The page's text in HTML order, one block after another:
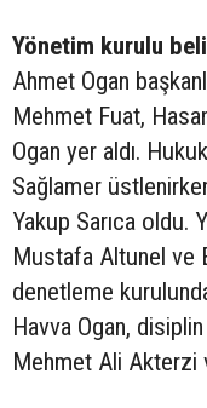
Yönetim kurulu
Ahmet Ogan
Mehmet Fuat,
Ogan yer aldı.
Sağlamer
Yakup Sarıca oldu.
Mustafa Altunel ve
denetleme
Havva Ogan,
Mehmet Ali Akterzi